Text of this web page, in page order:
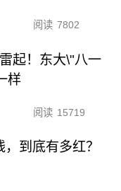
阅读 7802
起！东大\"八一
样
阅读 15719
到底有多红？